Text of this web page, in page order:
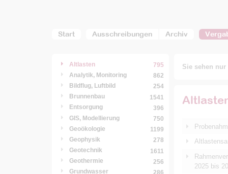
Start Ausschreibungen Archiv
Altlasten
795
Analytik, Monitoring
862
Bildflug, Luftbild
254
Brunnenbau
1541
Entsorgung
396
GIS, Modellierung
750
Geoökologie
1199
Geophysik
278
Geotechnik
1611
Geothermie
256
Grundwasser
286
Sie sehen
2025 bis